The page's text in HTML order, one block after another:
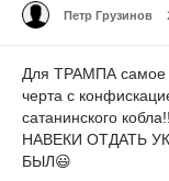
Петр Грузинов
Для ТРАМПА самое
черта с
сатанинского
НАВЕКИ ОТДАТЬ
БЫЛ😃